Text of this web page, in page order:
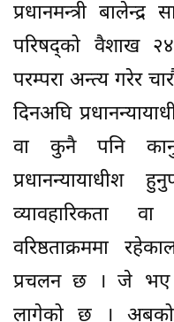
प्रधानमन्त्री
परिषद्को वैशाख
परम्परा अन्त्य गरेर
दिनअघि
वा कुनै पनि
प्रधानन्यायाधीश
व्यावहारिकता
वरिष्ठताक्रममा
प्रचलन छ । जे भए
लागेको छ । अबको